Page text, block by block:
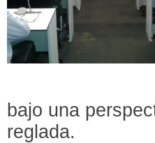
bajo una
reglada.